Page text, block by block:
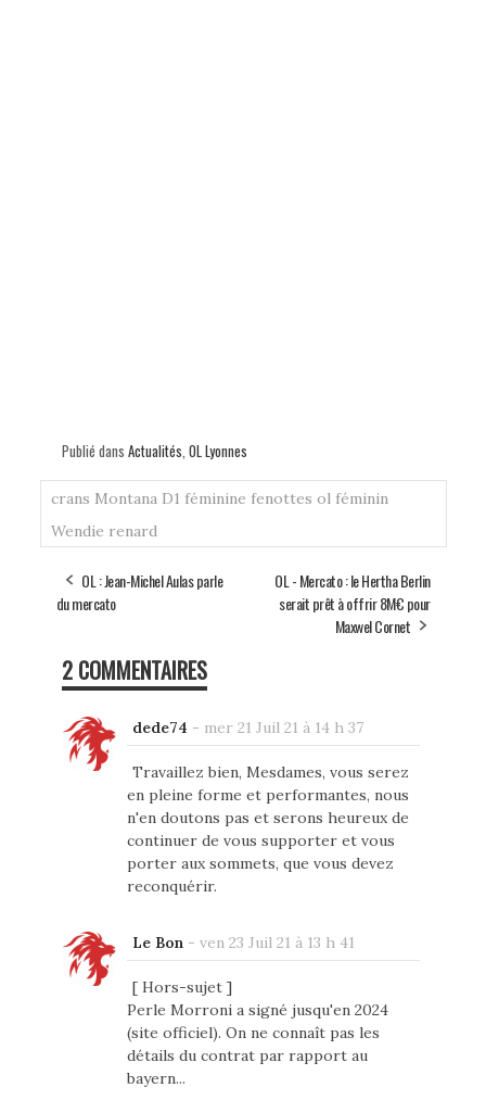
Publié dans Actualités OL Lyonnes
crans Montana D1 féminine fenottes ol féminin
Wendie renard
OL : Jean-Michel Aulas parle
du mercato
OL - Mercato : le Hertha Berlin
serait prêt à offrir 8M€ pour
Maxwel Cornet
2 COMMENTAIRES
dede74 - mer 21 Juil 21 à 14 h 37
Travaillez bien, Mesdames, vous serez
en pleine forme et performantes, nous
n'en doutons pas et serons heureux de
continuer de vous supporter et vous
porter aux sommets, que vous devez
reconquérir.
Le Bon - ven 23 Juil 21 à 13 h 41
[ Hors-sujet ]
Perle Morroni a signé jusqu'en 2024
(site officiel). On ne connaît pas les
détails du contrat par rapport au
bayern...